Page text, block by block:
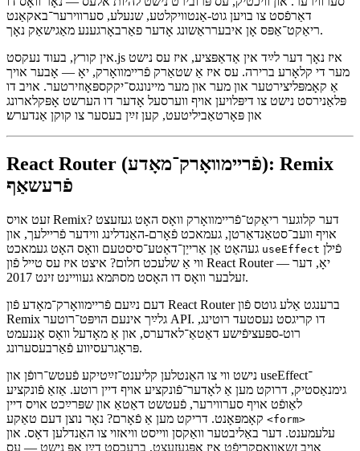
React Router (פֿריימװאָרק־מאָדע), וואָס פֿילט זיך
באַקוועמער־געזעצלעך אינעם פּלאַטפֿאָרמע־פֿונדאַמענט. עס וויל די
וועב־סטאַנדאַרטן, האט אַ קלענערע און מער פֿאַרשטענדלעכע API־
פֿלאַך, און ניצט די זעלבע מענטאַלער מאָדעל פֿאַר קליענט און
סערווירער. און וויכטיק, עס פּרובירט נישט להיות אלעס — נאָר וואָס דו
דאַרפֿסט צו בויען גוט-אַנטוויקלטע, שנעלע, סערווירער־באקאַנט
ריאַקט־אַפּס אָן איבערראַשונג אָדער פאַרבאָרגענע מאַגישאַק נאָך.
אין קורץ, בעוד נעקסט.js איז נאָך דער לײַד אין אַדאַפּציע, איז עס נישט
מער די קלאָרע ברירה. עס איז אַ שטאַרק פֿריימװאָרק, יאָ — אָבער אויך
פּלאַנירסט נישט צו דיפּלויען אויף ווערסעל אָדער דו הערשט אָפּקלארונג
און פּאָרטאַביליטעט, קען זײַן בעסער צו קוקן אַנדערש׃
React Router (פֿריימװאָרק־מאָדע): Remix
פֿרעשאַף
זעט אויס Remix? דער קלוגער ריאַקט־פֿריימװאָרק וואָס האָט געזעצט
אויף וועב־סטאַנדאַרטן, געמאכט פֿאָרם-האַנדלינג ווידער פֿריילעך, און
געהאַט אַן אַרייַן־דאַטע־סיסטעם וואָס האָט געמאכטuseEffectפֿילן
ווי אַ שלעכט חלום? איצט איז עס טייל פֿון React Router — יאָ, דער
זעלבער וואָס דו האָסט מסתּמא געוויינט זינט 2017.
דעם נײַעם פֿריימװאָרק־מאָדע פֿון React Router ברענגט אַלע גוטס פֿון
Remix גלײַך אינעם הויפּט־רוטער API. דו קריגסט נעסטעד רוטינג,
רוט-ספּעציפֿישע דאַטאַ־לאדערס, און אַ מאָדעל וואָס אָננעמט
פּראָגרעסיווע פֿאַרבעסערונג.
נישט ווי צו האַנטלען קליענט־זײַטיקע פֿעטש־רופֿן און useEffect־